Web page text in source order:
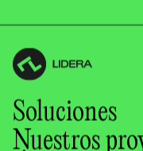
Soluciones
Nuestros